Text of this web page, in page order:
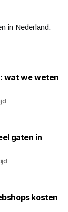
in Nederland.
wat we weten
gaten in
kosten